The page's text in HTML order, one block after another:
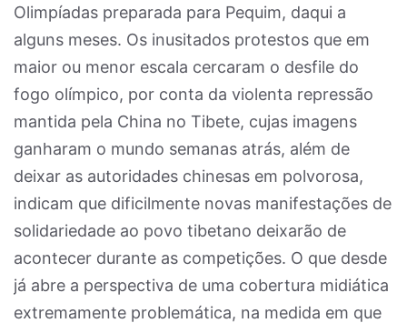
Olimpíadas preparada para Pequim, daqui a
alguns meses. Os inusitados protestos que em
maior ou menor escala cercaram o desfile do
fogo olímpico, por conta da violenta repressão
mantida pela China no Tibete, cujas imagens
ganharam o mundo semanas atrás, além de
deixar as autoridades chinesas em polvorosa,
indicam que dificilmente novas manifestações de
solidariedade ao povo tibetano deixarão de
acontecer durante as competições. O que desde
já abre a perspectiva de uma cobertura midiática
extremamente problemática, na medida em que